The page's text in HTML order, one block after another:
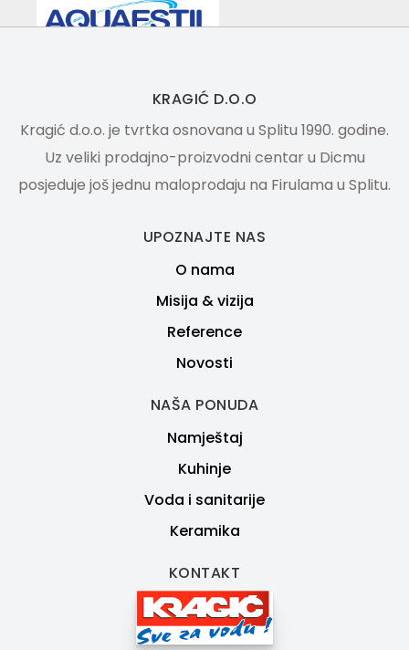
KRAGIĆ D.O.O
Kragić d.o.o. je tvrtka osnovana u Splitu 1990. godine.
Uz veliki prodajno-proizvodni centar u Dicmu
posjeduje još jednu maloprodaju na Firulama u Splitu.
UPOZNAJTE NAS
O nama
Misija & vizija
Reference
Novosti
NAŠA PONUDA
Namještaj
Kuhinje
Voda i sanitarije
Keramika
KONTAKT